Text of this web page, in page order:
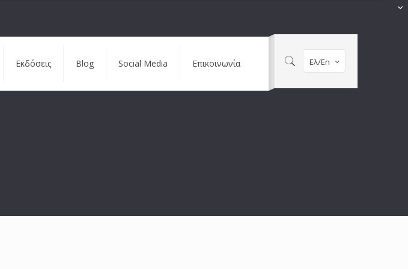
Εκδόσεις Blog Social Media Επικοινωνία Ελ/En